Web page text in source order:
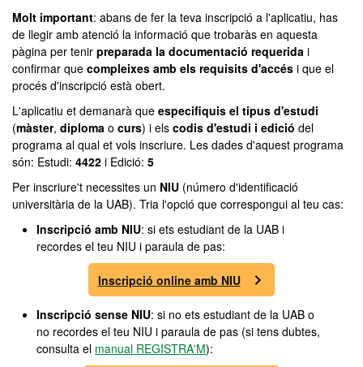
Molt important: abans de fer la teva inscripció a l'aplicatiu, has
de llegir amb atenció la informació que trobaràs en aquesta
pàgina per tenir preparada la documentació requerida i
confirmar que compleixes amb els requisits d'accés i que el
procés d'inscripció està obert.
L'aplicatiu et demanarà que especifiquis el tipus d'estudi
(màster, diploma o curs) i els codis d'estudi i edició del
programa al qual et vols inscriure. Les dades d'aquest programa
són: Estudi: 4422 i Edició: 5
Per inscriure't necessites un NIU (número d'identificació
universitària de la UAB). Tria l'opció que correspongui al teu cas:
Inscripció amb NIU: si ets estudiant de la UAB i
recordes el teu NIU i paraula de pas:
Inscripció online amb NIU
Inscripció sense NIU: si no ets estudiant de la UAB o
no recordes el teu NIU i paraula de pas (si tens dubtes,
consulta el manual REGISTRA'M):